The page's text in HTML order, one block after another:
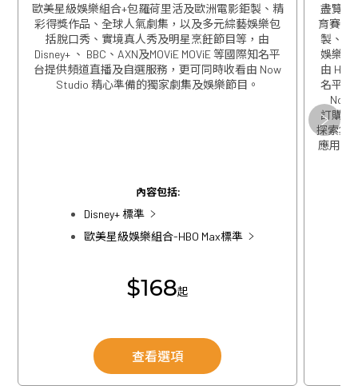
歐美星級娛樂組合+包羅荷里活及歐洲電影鉅製、精
彩得獎作品、全球人氣劇集，以及多元綜藝娛樂包
括脫口秀、實境真人秀及明星烹飪節目等，由
Disney+ 、 BBC、AXN及MOViE MOViE 等國際知名平
台提供頻道直播及自選服務，更可同時收看由 Now
Studio 精心準備的獨家劇集及娛樂節目。
內容包括:
Disney+ 標準
歐美星級娛樂組合-HBO Max標準
$168起
查看選項
盡覽英
育賽事,
製、精
娛樂包
由
名平台
Now
訂購歐
探索集
應用程
關閉